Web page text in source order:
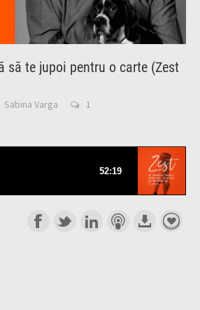
să te jupoi pentru o carte (Zest
Sabina Varga 1